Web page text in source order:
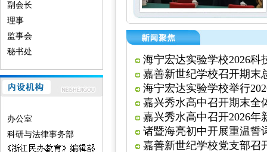
副会长
理事
监事会
秘书处
办公室
科研与法律事务部
海宁宏达实验学校2026科
嘉善新世纪学校召开期末
海宁宏达实验学校举行
嘉兴秀水高中召开期末全
嘉兴秀水高中召开2026年
诸暨海亮初中开展重温誓
嘉善新世纪学校党支部召